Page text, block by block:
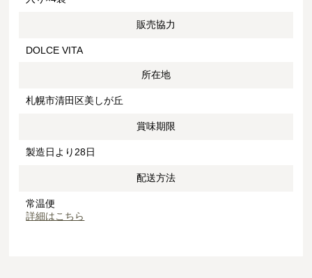
販売協力
DOLCE VITA
所在地
札幌市清田区美しが丘
賞味期限
製造日より28日
配送方法
常温便
詳細はこちら